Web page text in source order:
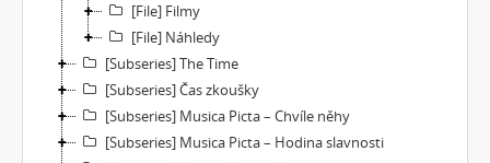
[File] Filmy
[File] Náhledy
[Subseries] The Time
[Subseries] Čas zkoušky
[Subseries] Musica Picta – Chvíle něhy
[Subseries] Musica Picta – Hodina slavnosti